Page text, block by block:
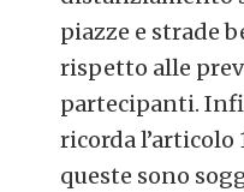
piazze e strade
rispetto alle
partecipanti.
ricorda l’articolo
queste sono